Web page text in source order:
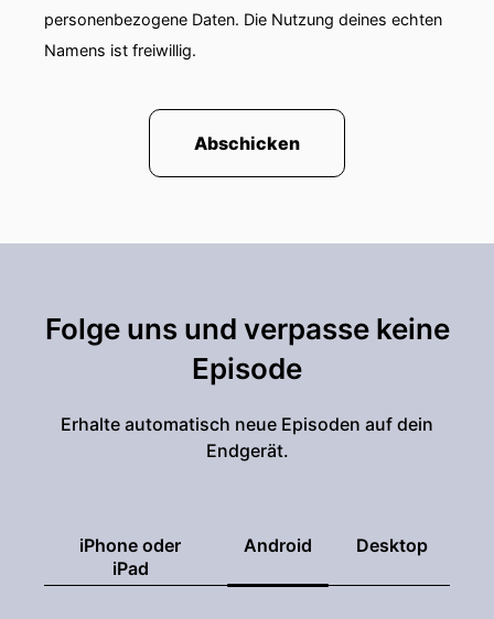
personenbezogene Daten. Die Nutzung deines echten
Namens ist freiwillig.
Abschicken
Folge uns und verpasse keine
Episode
Erhalte automatisch neue Episoden auf dein
Endgerät.
iPhone oder
iPad
Android Desktop